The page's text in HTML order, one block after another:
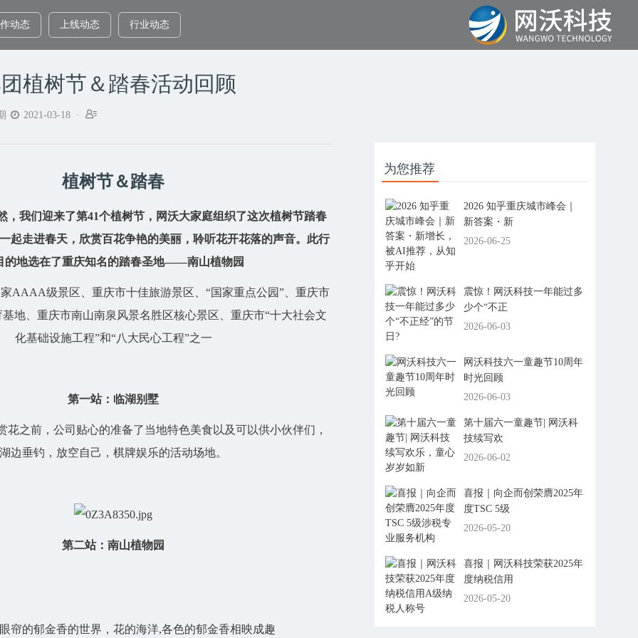
动态 上线动态 行业动态
植树节＆踏春活动回顾
 2021-03-18 · 
植树节＆踏春
我们迎来了第41个植树节，网沃大家庭组织了这次植树节踏春
起走进春天，欣赏百花争艳的美丽，聆听花开花落的声音。此行
的地选在了重庆知名的踏春圣地——南山植物园
AAAA级景区 、重庆市十佳旅游景区、“国家重点公园”、重庆市
地、重庆市南山南泉风景名胜区核心景区、 重庆市“十大社会文
化基础设施工程”和“八大民心工程”之一
第一站：临湖别墅
之前，公司贴心的准备了当地特色美食以及可以供小伙伴们，
湖边垂钓，放空自己，棋牌娱乐的活动场地。
第二站：南山植物园
帘的郁金香的世界，花的海洋,各色的郁金香相映成趣
为您推荐
2026 知乎重庆城市峰会｜
新答案・新
2026-06-25
震惊！网沃科技一年能过多
少个“不正
2026-06-03
网沃科技六一童趣节10周年
时光回顾
2026-06-03
第十届六一童趣节| 网沃科
技续写欢
2026-06-02
喜报｜向企而创荣膺2025年
度TSC 5级
2026-05-20
喜报｜网沃科技荣获2025年
度纳税信用
2026-05-20